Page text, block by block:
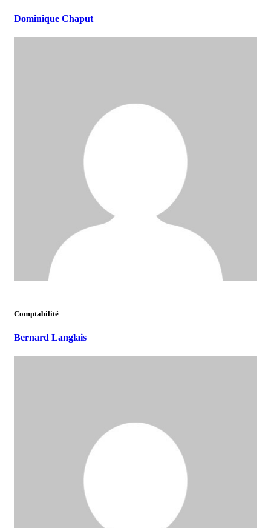
Dominique Chaput
Comptabilité
Bernard Langlais